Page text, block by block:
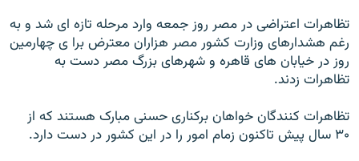
تظاهرات اعتراضی در مصر روز جمعه وارد مرحله تازه ای شد و به
رغم هشدارهای وزارت کشور مصر هزاران معترض برا ی چهارمين
روز در خيابان های قاهره و شهرهای بزرگ مصر دست به
تظاهرات زدند.
تظاهرات کنندگان خواهان برکناری حسنی مبارک هستند که از
۳۰ سال پيش تاکنون زمام امور را در اين کشور در دست دارد.